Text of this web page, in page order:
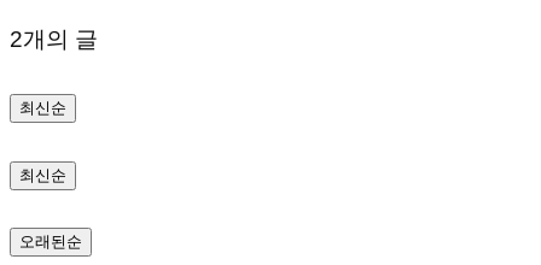
로
로
가
2개의 글
최신순
최신순
오래된순